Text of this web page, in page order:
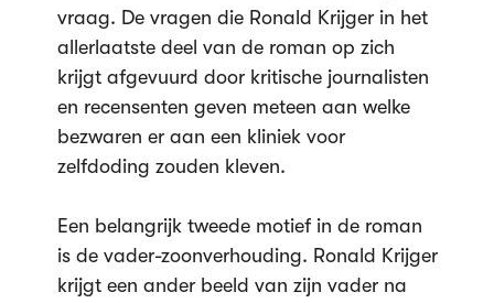
vraag. De vragen die Ronald Krijger in het
allerlaatste deel van de roman op zich
krijgt afgevuurd door kritische journalisten
en recensenten geven meteen aan welke
bezwaren er aan een kliniek voor
zelfdoding zouden kleven.
Een belangrijk tweede motief in de roman
is de vader-zoonverhouding. Ronald Krijger
krijgt een ander beeld van zijn vader na